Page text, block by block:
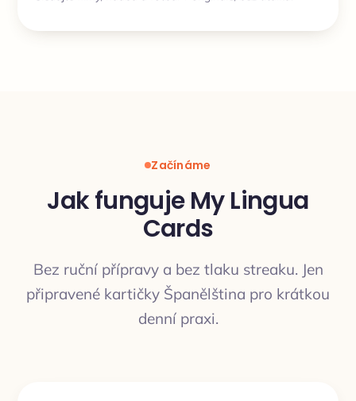
Začínáme
Jak funguje My Lingua
Cards
Bez ruční přípravy a bez tlaku streaku. Jen
připravené kartičky Španělština pro krátkou
denní praxi.